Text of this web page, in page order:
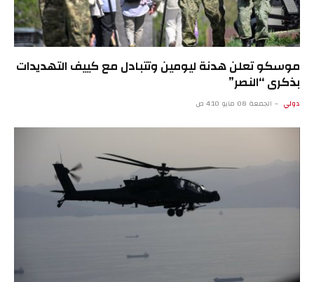
موسكو تعلن هدنة ليومين وتتبادل مع كييف التهديدات
بذكرى “النصر”
دولي الجمعة 08 مايو 4:10 ص